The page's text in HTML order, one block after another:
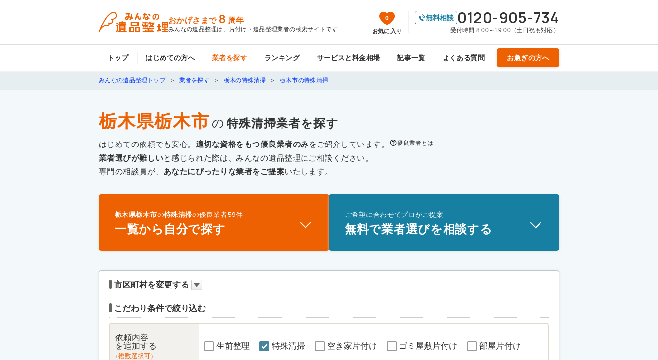
おかげさまで 8 周年
みんなの遺品整理は、片付け・遺品整理業者の検索サイトです
0
お気に入り
無料相談 0120-905-734
受付時間 8:00～19:00（土日祝も対応）
トップ はじめての方へ 業者を探す ランキング サービスと料金相場 記事一覧 よくある質問 お急ぎの方へ
みんなの遺品整理トップ 業者を探す 栃木の特殊清掃 栃木市の特殊清掃
栃木県栃木市 の 特殊清掃業者を探す
はじめての依頼でも安心。 適切な資格をもつ優良業者のみをご紹介しています。 優良業者とは
業者選びが難しいと感じられた際は、みんなの遺品整理にご相談ください。
専門の相談員が、 あなたにぴったりな業者をご提案いたします。
栃木県栃木市の特殊清掃の優良業者59件
一覧から自分で探す
ご希望に合わせてプロがご提案
無料で業者選びを相談する
市区町村を変更する
こだわり条件で絞り込む
依頼内容
を追加する
（複数選択可）
生前整理 特殊清掃 空き家片付け ゴミ屋敷片付け 部屋片付け